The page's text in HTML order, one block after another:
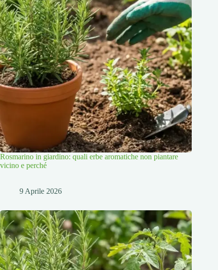
Rosmarino in giardino: quali erbe aromatiche non piantare
vicino e perché
9 Aprile 2026